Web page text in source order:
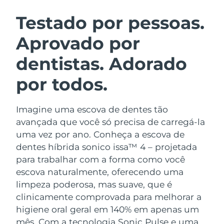
Testado por pessoas.
Aprovado por
dentistas. Adorado
por todos.
Imagine uma escova de dentes tão
avançada que você só precisa de carregá-la
uma vez por ano. Conheça a escova de
dentes híbrida sonico issa™ 4 – projetada
para trabalhar com a forma como você
escova naturalmente, oferecendo uma
limpeza poderosa, mas suave, que é
clinicamente comprovada para melhorar a
higiene oral geral em 140% em apenas um
mês. Com a tecnologia Sonic Pulse e uma
Limpeza facial
LUNA™ 4 kit
Anti-aging massage
LUNA™ 4 Plus
Massage, LED heating
LUNA™ 4 Men
For men, anti-aging massage
Lifting facial
BEAR™ 2 kit
Microcurrent toning
BEAR™ 2 go
Microcurrent toning on-the-go
BEAR™ 2 eyes & lips
Microcurrent line smoothing device
Hidratação
UFO™ 3 kit
Deep facial hydration
UFO™ 3 LED
Near-infrared and red light therapy
device
Cuidado oral
issa™ 4
Hybrid silicone sonic toothbrush
issa™ 4 plus
Smart hybrid silicone sonic toothbrush
TRATAMENTO ANTIENVELHECIMENTO
FAQ™
Antienvelhecimento Tratamentos LED
NEW
Áustria
Barein Entrega prevista
Bélgica Entrega prevista8/10/26
Bermudas
Bósnia e
Herzegovina
Entrega prevista
Brunei Entrega prevista8/15/26
Bulgária Entrega prevista
Canadá Entrega prevista
Chile Entrega prevista 8/14/26